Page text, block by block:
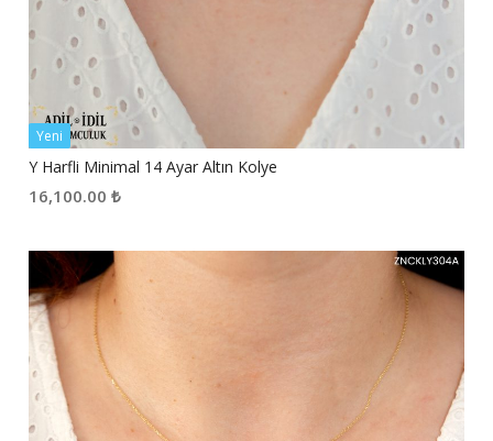
Yeni
Y Harfli Minimal 14 Ayar Altın Kolye
16,100.00 ₺